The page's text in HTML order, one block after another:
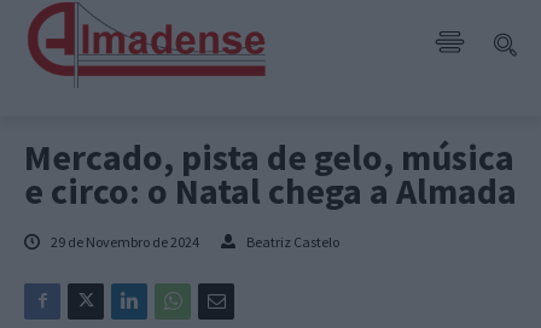
Mercado, pista de gelo, música
e circo: o Natal chega a Almada
29 de Novembro de 2024 Beatriz Castelo